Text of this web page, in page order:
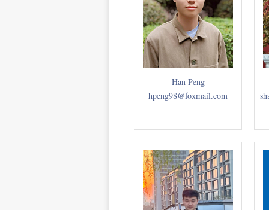
Han Peng
hpeng98@foxmail.com